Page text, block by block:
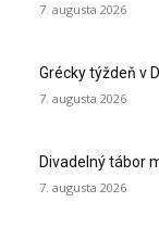
7. augusta 2026
Grécky týždeň v
7. augusta 2026
Divadelný tábor
7. augusta 2026